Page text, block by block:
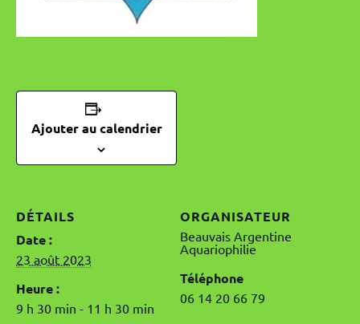
Ajouter au calendrier
DÉTAILS
Date :
23 août 2023
Heure :
9 h 30 min - 11 h 30 min
ORGANISATEUR
Beauvais Argentine
Aquariophilie
Téléphone
06 14 20 66 79